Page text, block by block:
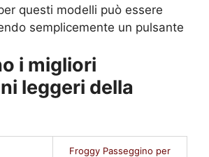
questi modelli può essere
semplicemente un pulsante
i migliori
leggeri della
Froggy Passeggino per